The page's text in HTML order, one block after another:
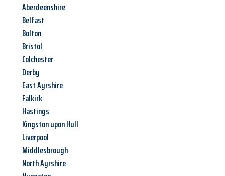
Aberdeenshire
Belfast
Bolton
Bristol
Colchester
Derby
East Ayrshire
Falkirk
Hastings
Kingston upon Hull
Liverpool
Middlesbrough
North Ayrshire